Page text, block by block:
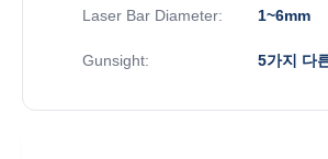
Laser Bar Diameter: 1~6mm
Gunsight: 5가지 다